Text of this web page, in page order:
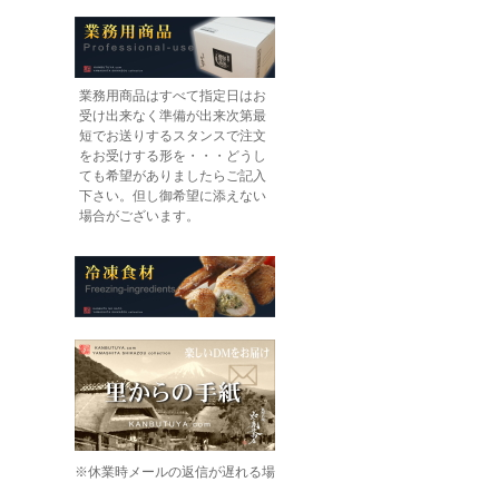
業務用商品はすべて指定日はお
受け出来なく準備が出来次第最
短でお送りするスタンスで注文
をお受けする形を・・・どうし
ても希望がありましたらご記入
下さい。但し御希望に添えない
場合がございます。
※休業時メールの返信が遅れる場